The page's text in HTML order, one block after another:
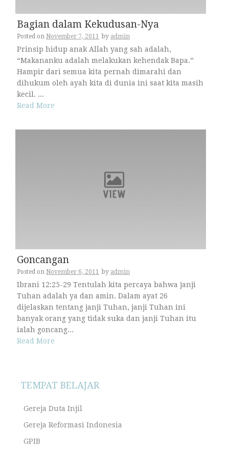
Bagian dalam Kekudusan-Nya
Posted on November 7, 2011 by admin
Prinsip hidup anak Allah yang sah adalah,
“Makananku adalah melakukan kehendak Bapa.”
Hampir dari semua kita pernah dimarahi dan
dihukum oleh ayah kita di dunia ini saat kita masih
kecil. ...
Read More
Goncangan
Posted on November 6, 2011 by admin
Ibrani 12:25-29 Tentulah kita percaya bahwa janji
Tuhan adalah ya dan amin. Dalam ayat 26
dijelaskan tentang janji Tuhan, janji Tuhan ini
banyak orang yang tidak suka dan janji Tuhan itu
ialah goncang...
Read More
TEMPAT BELAJAR
Gereja Duta Injil
Gereja Reformasi Indonesia
GPIB